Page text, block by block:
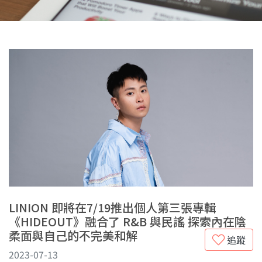
LINION 即將在7/19推出個人第三張專輯
《HIDEOUT》融合了 R&B 與民謠 探索內在陰
柔面與自己的不完美和解
追蹤
2023-07-13